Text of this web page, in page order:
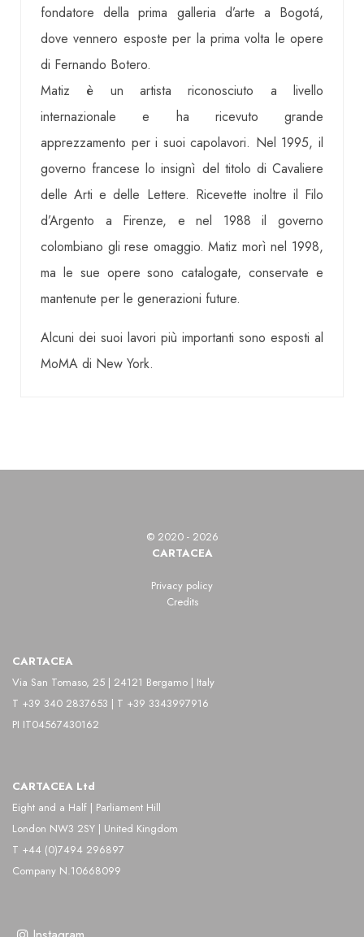
fondatore della prima galleria d’arte a Bogotá,
dove vennero esposte per la prima volta le opere
di Fernando Botero.
Matiz è un artista riconosciuto a livello
internazionale e ha ricevuto grande
apprezzamento per i suoi capolavori. Nel 1995, il
governo francese lo insignì del titolo di Cavaliere
delle Arti e delle Lettere. Ricevette inoltre il Filo
d’Argento a Firenze, e nel 1988 il governo
colombiano gli rese omaggio. Matiz morì nel 1998,
ma le sue opere sono catalogate, conservate e
mantenute per le generazioni future.
Alcuni dei suoi lavori più importanti sono esposti al
MoMA di New York.
© 2020 - 2026
CARTACEA
Privacy policy
Credits
CARTACEA
Via San Tomaso, 25 | 24121 Bergamo | Italy
T +39 340 2837653 | T +39 3343997916
PI IT04567430162
CARTACEA Ltd
Eight and a Half | Parliament Hill
London NW3 2SY | United Kingdom
T +44 (0)7494 296897
Company N.10668099